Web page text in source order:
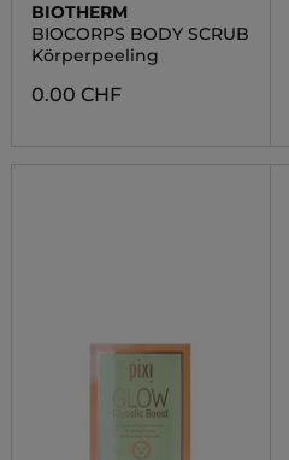
BIOTHERM
BIOCORPS BODY SCRUB
Körperpeeling
0.00 CHF